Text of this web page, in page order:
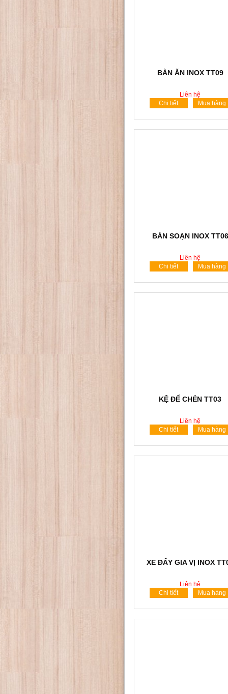
BÀN ĂN INOX TT09
Liên hệ
Chi tiết
Mua hàng
BÀN SOẠN INOX TT06
Liên hệ
Chi tiết
Mua hàng
KỆ ĐỂ CHÉN TT03
Liên hệ
Chi tiết
Mua hàng
XE ĐẨY GIA VỊ INOX
Liên hệ
Chi tiết
Mua hàng